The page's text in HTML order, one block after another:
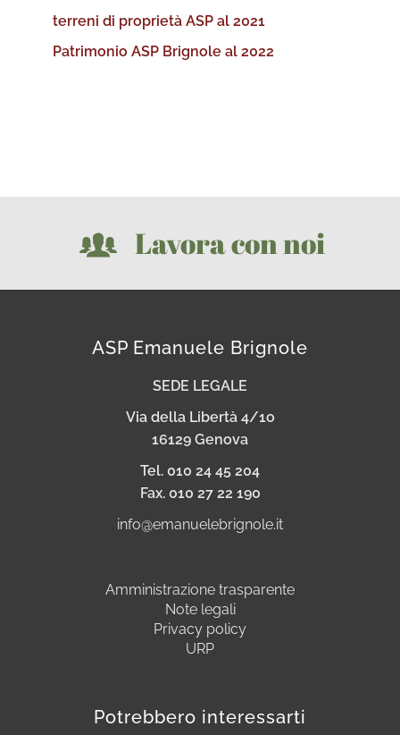
terreni di proprietà ASP al 2021
Patrimonio ASP Brignole al 2022
Lavora con noi
ASP Emanuele Brignole
SEDE LEGALE
Via della Libertà 4/1o
16129 Genova
Tel. 010 24 45 204
Fax. 010 27 22 190
info@emanuelebrignole.it
Amministrazione trasparente
Note legali
Privacy policy
URP
Potrebbero interessarti